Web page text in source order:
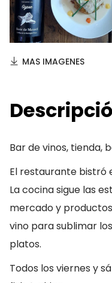
MAS IMAGENES
Bar de vinos, tienda,
El restaurante bistró
La cocina sigue las
mercado y
vino para sublimar
platos.
Todos los viernes y